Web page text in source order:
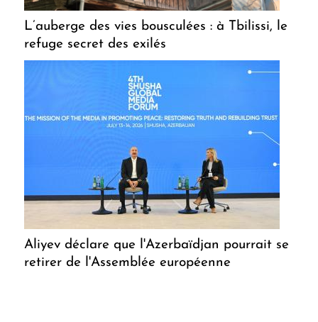
L’auberge des vies bousculées : à Tbilissi, le
refuge secret des exilés
Aliyev déclare que l'Azerbaïdjan pourrait se
retirer de l'Assemblée européenne